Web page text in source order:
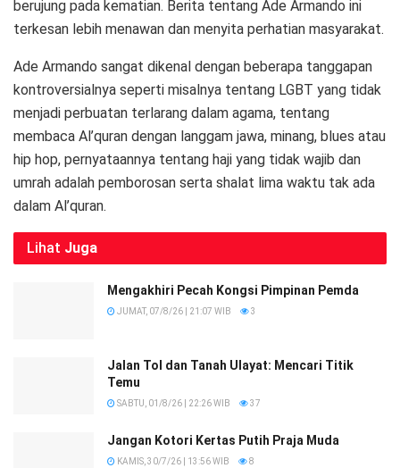
berujung pada kematian. Berita tentang Ade Armando ini
terkesan lebih menawan dan menyita perhatian masyarakat.
Ade Armando sangat dikenal dengan beberapa tanggapan
kontroversialnya seperti misalnya tentang LGBT yang tidak
menjadi perbuatan terlarang dalam agama, tentang
membaca Al’quran dengan langgam jawa, minang, blues atau
hip hop, pernyataannya tentang haji yang tidak wajib dan
umrah adalah pemborosan serta shalat lima waktu tak ada
dalam Al’quran.
Lihat Juga
Mengakhiri Pecah Kongsi Pimpinan Pemda
JUMAT, 07/8/26 | 21:07 WIB 3
Jalan Tol dan Tanah Ulayat: Mencari Titik
Temu
SABTU, 01/8/26 | 22:26 WIB 37
Jangan Kotori Kertas Putih Praja Muda
KAMIS, 30/7/26 | 13:56 WIB 8